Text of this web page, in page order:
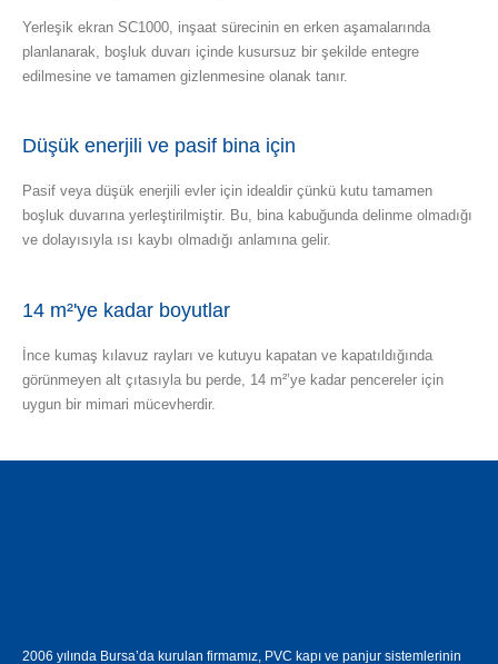
Yerleşik ekran SC1000, inşaat sürecinin en erken aşamalarında
planlanarak, boşluk duvarı içinde kusursuz bir şekilde entegre
edilmesine ve tamamen gizlenmesine olanak tanır.
Düşük enerjili ve pasif bina için
Pasif veya düşük enerjili evler için idealdir çünkü kutu tamamen
boşluk duvarına yerleştirilmiştir. Bu, bina kabuğunda delinme olmadığı
ve dolayısıyla ısı kaybı olmadığı anlamına gelir.
14 m²'ye kadar boyutlar
İnce kumaş kılavuz rayları ve kutuyu kapatan ve kapatıldığında
görünmeyen alt çıtasıyla bu perde, 14 m²’ye kadar pencereler için
uygun bir mimari mücevherdir.
2006 yılında Bursa’da kurulan firmamız, PVC kapı ve panjur sistemlerinin